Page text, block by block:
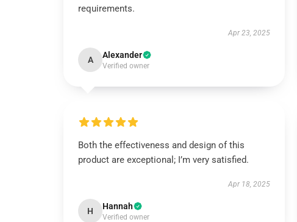
requirements.
Apr 23, 2025
A Alexander
Verified owner
Both the effectiveness and design of this
product are exceptional; I’m very satisfied.
Apr 18, 2025
H Hannah
Verified owner